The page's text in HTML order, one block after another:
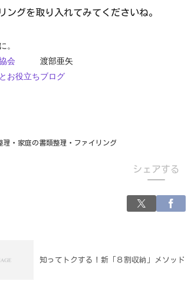
ングを取り入れてみてくださいね。
。
会 渡部亜矢
お役立ちブログ
理・家庭の書類整理・ファイリング
シェアする
知ってトクする！新「８割収納」メソッド